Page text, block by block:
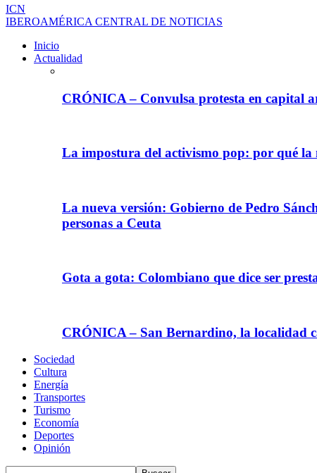
ICN
IBEROAMÉRICA CENTRAL DE NOTICIAS
Inicio
Actualidad
CRÓNICA – Convulsa protesta en capital
La impostura del activismo pop: por qué
La nueva versión: Gobierno de Pedro
personas a Ceuta
Gota a gota: Colombiano que dice ser
CRÓNICA – San Bernardino, la localidad
Sociedad
Cultura
Energía
Transportes
Turismo
Economía
Deportes
Opinión